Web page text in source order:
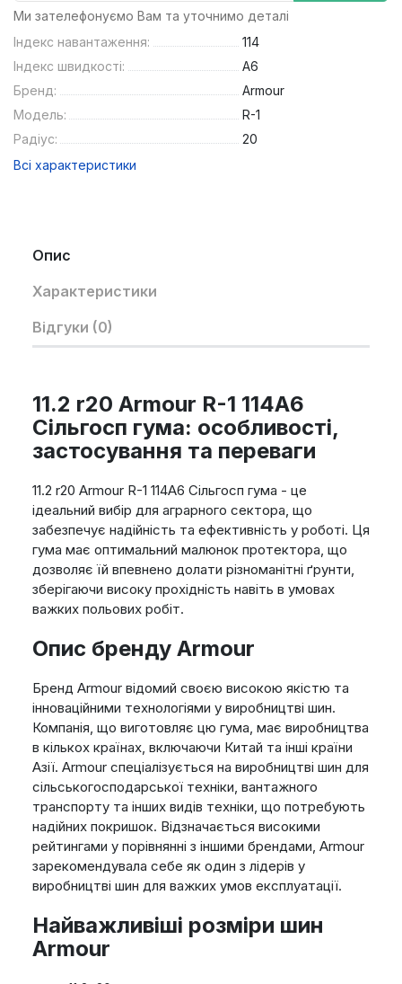
Ми зателефонуємо Вам та уточнимо деталі
Індекс навантаження:
114
Індекс швидкості:
A6
Бренд:
Armour
Модель:
R-1
Радіус:
20
Всі характеристики
Опис
Характеристики
Відгуки (0)
11.2 r20 Armour R-1 114A6
Сільгосп гума: особливості,
застосування та переваги
11.2 r20 Armour R-1 114A6 Сільгосп гума - це
ідеальний вибір для аграрного сектора, що
забезпечує надійність та ефективність у роботі. Ця
гума має оптимальний малюнок протектора, що
дозволяє їй впевнено долати різноманітні ґрунти,
зберігаючи високу прохідність навіть в умовах
важких польових робіт.
Опис бренду Armour
Бренд Armour відомий своєю високою якістю та
інноваційними технологіями у виробництві шин.
Компанія, що виготовляє цю гума, має виробництва
в кількох країнах, включаючи Китай та інші країни
Азії. Armour спеціалізується на виробництві шин для
сільськогосподарської техніки, вантажного
транспорту та інших видів техніки, що потребують
надійних покришок. Відзначається високими
рейтингами у порівнянні з іншими брендами, Armour
зарекомендувала себе як один з лідерів у
виробництві шин для важких умов експлуатації.
Найважливіші розміри шин
Armour